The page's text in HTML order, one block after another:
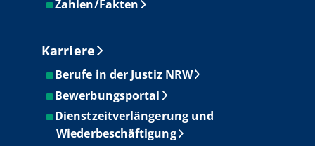
Zahlen/Fakten
Karriere
Berufe in der Justiz NRW
Bewerbungsportal
Dienstzeitverlängerung und
Wiederbeschäftigung